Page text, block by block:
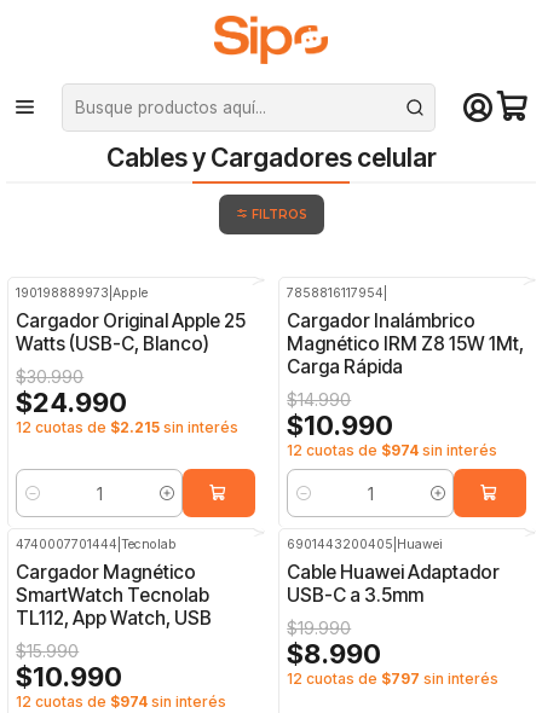
¡Compra hasta mediodía y recibe hoy! De lunes a sábado en el gran
Santiago. Envío gratis desde $29.990
Inicio Redes y conectividad Cables y Cargadores celular
Cables y Cargadores celular
FILTROS
190198889973 |Apple
Cargador Original Apple 25
Watts (USB-C, Blanco)
$30.990
$24.990
12 cuotas de $2.215 sin interés
Cantidad
7858816117954
Cargador Inalámbrico
Magnético IRM Z8 15W 1Mt,
Carga Rápida
$14.990
$10.990
12 cuotas de $974 sin interés
Cantidad
4740007701444 |Tecnolab
Cargador Magnético
SmartWatch Tecnolab
TL112, App Watch, USB
$15.990
$10.990
12 cuotas de $974 sin interés
6901443200405 Huawei
Cable Huawei Adaptador
USB-C a 3.5mm
$19.990
$8.990
12 cuotas de $797 sin interés